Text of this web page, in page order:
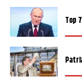
Top